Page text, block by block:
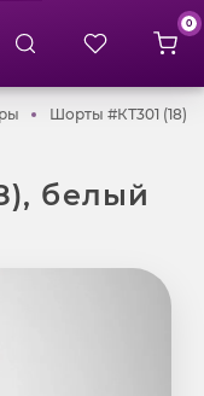
0
Все товары
Шорты #КТ301 (18),
белый